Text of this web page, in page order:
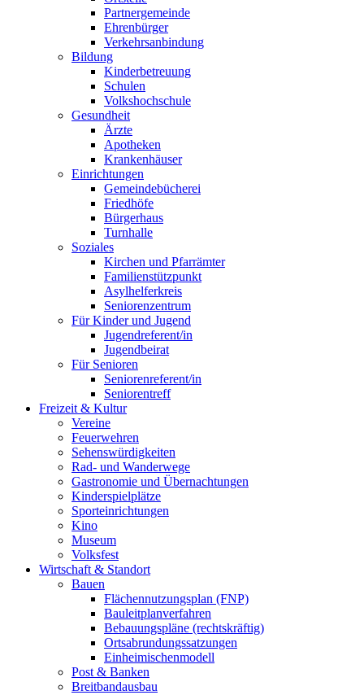
Partnergemeinde
Ehrenbürger
Verkehrsanbindung
Bildung
Kinderbetreuung
Schulen
Volkshochschule
Gesundheit
Ärzte
Apotheken
Krankenhäuser
Einrichtungen
Gemeindebücherei
Friedhöfe
Bürgerhaus
Turnhalle
Soziales
Kirchen und Pfarrämter
Familienstützpunkt
Asylhelferkreis
Seniorenzentrum
Für Kinder und Jugend
Jugendreferent/in
Jugendbeirat
Für Senioren
Seniorenreferent/in
Seniorentreff
Freizeit & Kultur
Vereine
Feuerwehren
Sehenswürdigkeiten
Rad- und Wanderwege
Gastronomie und Übernachtungen
Kinderspielplätze
Sporteinrichtungen
Kino
Museum
Volksfest
Wirtschaft & Standort
Bauen
Flächennutzungsplan (FNP)
Bauleitplanverfahren
Bebauungspläne (rechtskräftig)
Ortsabrundungssatzungen
Einheimischenmodell
Post & Banken
Breitbandausbau